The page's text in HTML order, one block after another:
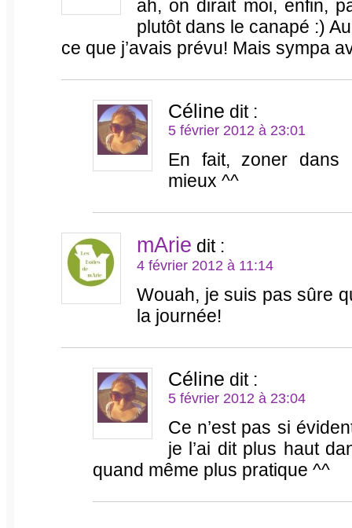
ah, on dirait moi, enfin,
plutôt dans le canapé :)
ce que j’avais prévu! Mais sympa
Céline dit :
5 février 2012 à 23:01
En fait, zoner dans
mieux ^^
mArie dit :
4 février 2012 à 11:14
Wouah, je suis pas sûre
la journée!
Céline dit :
5 février 2012 à 23:04
Ce n’est pas si
je l’ai dit plus haut
quand même plus pratique ^^